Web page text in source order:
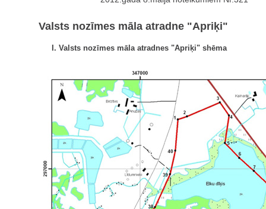
Valsts nozīmes māla atradne "Apriķi"
I. Valsts nozīmes māla atradnes "Apriķi" shēma